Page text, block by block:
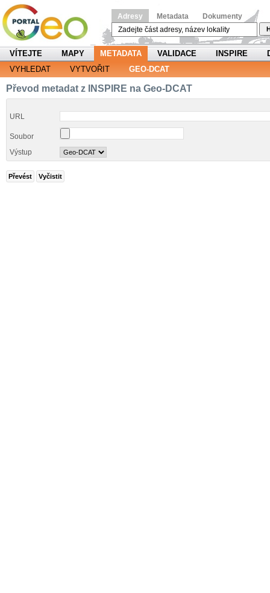
Adresy Metadata Dokumenty
VÍTEJTE MAPY METADATA VALIDACE INSPIRE
VYHLEDAT
VYTVOŘIT GEO-DCAT
Převod metadat z INSPIRE na Geo-DCAT
URL
Soubor
Výstup